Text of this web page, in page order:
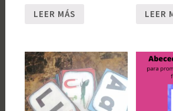
LEER MÁS LEER